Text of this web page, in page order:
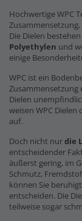
Hochwertige WPC
Die Dielen
Polyethylen und
einige
WPC ist ein
Zusammensetzung
Dielen
weisen WPC
auf.
Doch nicht nurdie
entscheidender
äußerst gering, im
Schmutz,
können Sie
entscheiden. Die
teilweise sogar